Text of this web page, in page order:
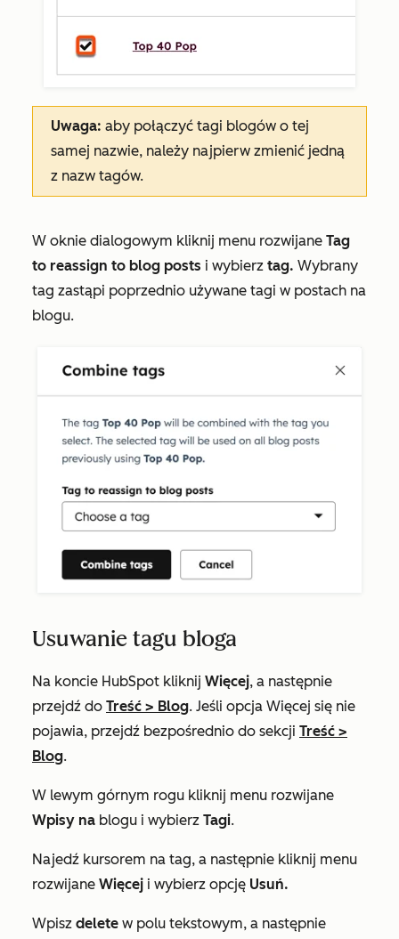
Uwaga: aby połączyć tagi blogów o tej
samej nazwie, należy najpierw zmienić jedną
z nazw tagów.
W oknie dialogowym kliknij menu rozwijane Tag
to reassign to blog posts i wybierz tag. Wybrany
tag zastąpi poprzednio używane tagi w postach na
blogu.
Usuwanie tagu bloga
Na koncie HubSpot kliknij Więcej, a następnie
przejdź do Treść > Blog. Jeśli opcja Więcej się nie
pojawia, przejdź bezpośrednio do sekcji Treść >
Blog.
W lewym górnym rogu kliknij menu rozwijane
Wpisy na blogu i wybierz Tagi.
Najedź kursorem na tag, a następnie kliknij menu
rozwijane Więcej i wybierz opcję Usuń.
Wpisz delete w polu tekstowym, a następnie